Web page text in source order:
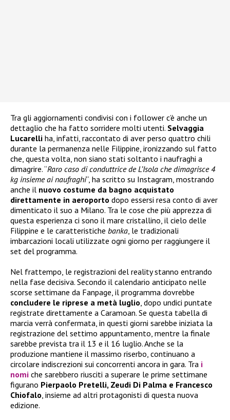
Tra gli aggiornamenti condivisi con i follower c’è anche un
dettaglio che ha fatto sorridere molti utenti. Selvaggia
Lucarelli ha, infatti, raccontato di aver perso quattro chili
durante la permanenza nelle Filippine, ironizzando sul fatto
che, questa volta, non siano stati soltanto i naufraghi a
dimagrire. “Raro caso di conduttrice de L’Isola che dimagrisce 4
kg insieme ai naufraghi“, ha scritto su Instagram, mostrando
anche il nuovo costume da bagno acquistato
direttamente in aeroporto dopo essersi resa conto di aver
dimenticato il suo a Milano. Tra le cose che più apprezza di
questa esperienza ci sono il mare cristallino, il cielo delle
Filippine e le caratteristiche banka, le tradizionali
imbarcazioni locali utilizzate ogni giorno per raggiungere il
set del programma.
Nel frattempo, le registrazioni del reality stanno entrando
nella fase decisiva. Secondo il calendario anticipato nelle
scorse settimane da Fanpage, il programma dovrebbe
concludere le riprese a metà luglio, dopo undici puntate
registrate direttamente a Caramoan. Se questa tabella di
marcia verrà confermata, in questi giorni sarebbe iniziata la
registrazione del settimo appuntamento, mentre la finale
sarebbe prevista tra il 13 e il 16 luglio. Anche se la
produzione mantiene il massimo riserbo, continuano a
circolare indiscrezioni sui concorrenti ancora in gara. Tra i
nomi che sarebbero riusciti a superare le prime settimane
figurano Pierpaolo Pretelli, Zeudi Di Palma e Francesco
Chiofalo, insieme ad altri protagonisti di questa nuova
edizione.